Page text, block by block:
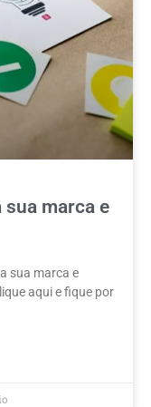
marca e
sua marca e
aqui e fique por